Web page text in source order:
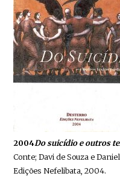
2004Do suicídio e outros
Conte; Davi de Souza e
Edições Nefelibata, 2004.